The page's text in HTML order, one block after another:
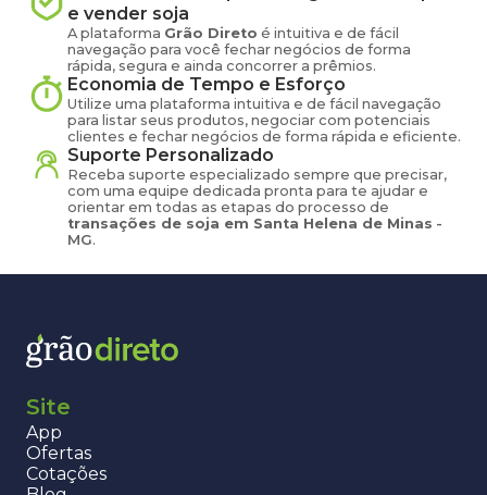
e vender soja
A plataforma Grão Direto é intuitiva e de fácil
navegação para você fechar negócios de forma
rápida, segura e ainda concorrer a prêmios.
Economia de Tempo e Esforço
Utilize uma plataforma intuitiva e de fácil navegação
para listar seus produtos, negociar com potenciais
clientes e fechar negócios de forma rápida e eficiente.
Suporte Personalizado
Receba suporte especializado sempre que precisar,
com uma equipe dedicada pronta para te ajudar e
orientar em todas as etapas do processo de
transações de soja em Santa Helena de Minas -
MG.
Site
App
Ofertas
Cotações